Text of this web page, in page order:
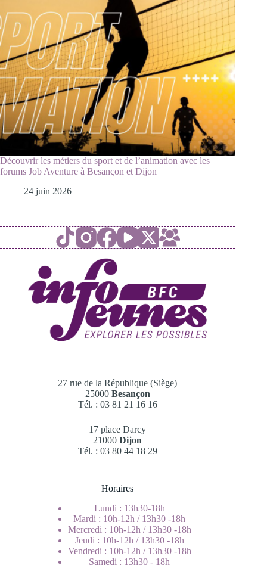
Découvrir les métiers du sport et de l’animation avec les
forums Job Aventure à Besançon et Dijon
24 juin 2026
27 rue de la République (Siège)
25000 Besançon
Tél. : 03 81 21 16 16
17 place Darcy
21000Dijon
Tél. : 03 80 44 18 29
Horaires
Lundi : 13h30-18h
Mardi : 10h-12h / 13h30 -18h
Mercredi : 10h-12h / 13h30 -18h
Jeudi : 10h-12h / 13h30 -18h
Vendredi : 10h-12h / 13h30 -18h
Samedi : 13h30 - 18h